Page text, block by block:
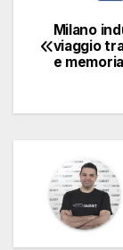
Milano
viaggio
e